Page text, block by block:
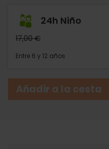
24h Niño
17,00 €
Entre 6 y 12 años
Añadir a la cesta